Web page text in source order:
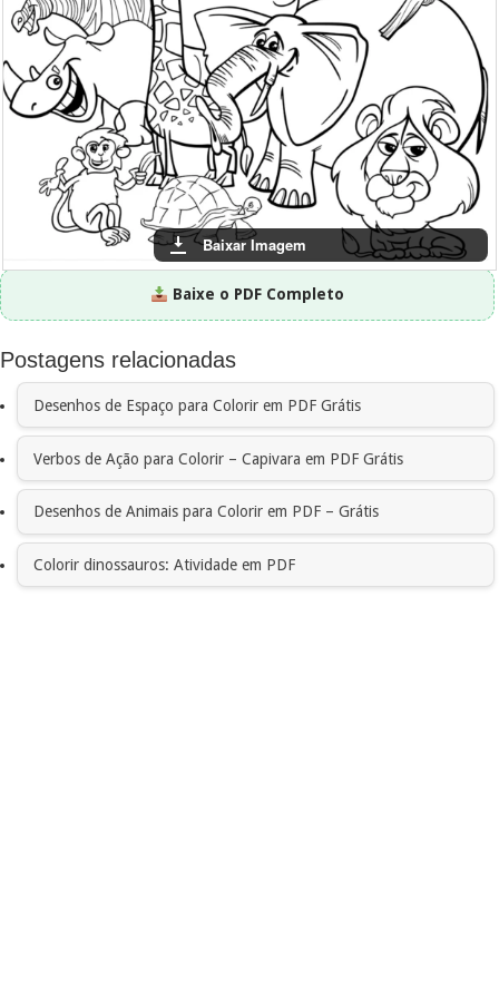
Baixar Imagem
Baixe o PDF Completo
Postagens relacionadas
Desenhos de Espaço para Colorir em PDF Grátis
Verbos de Ação para Colorir – Capivara em PDF Grátis
Desenhos de Animais para Colorir em PDF – Grátis
Colorir dinossauros: Atividade em PDF